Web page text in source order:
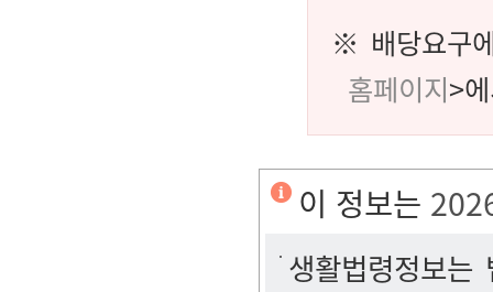
※ 배당요구
홈페이지>
이 정보는
생활법령정보